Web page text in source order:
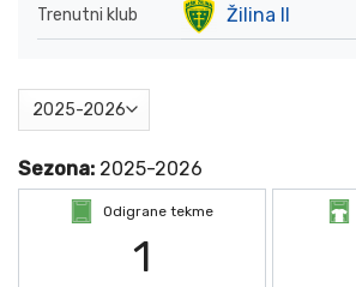
Trenutni klub Žilina II
Sezona: 2025-2026
Odigrane tekme
1